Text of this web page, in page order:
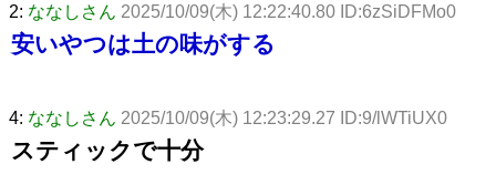
2: ななしさん 2025/10/09(木) 12:22:40.80 ID:6zSiDFMo0
安いやつは土の味がする
4: ななしさん 2025/10/09(木) 12:23:29.27 ID:9/lWTiUX0
スティックで十分